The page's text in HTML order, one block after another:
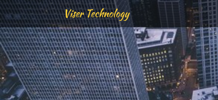
Viser Technology